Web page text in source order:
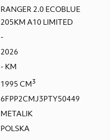
RANGER 2.0 ECOBLUE
205KM A10 LIMITED
-
2026
- KM
1995 CM3
6FPP2CMJ3PTY50449
METALIK
POLSKA